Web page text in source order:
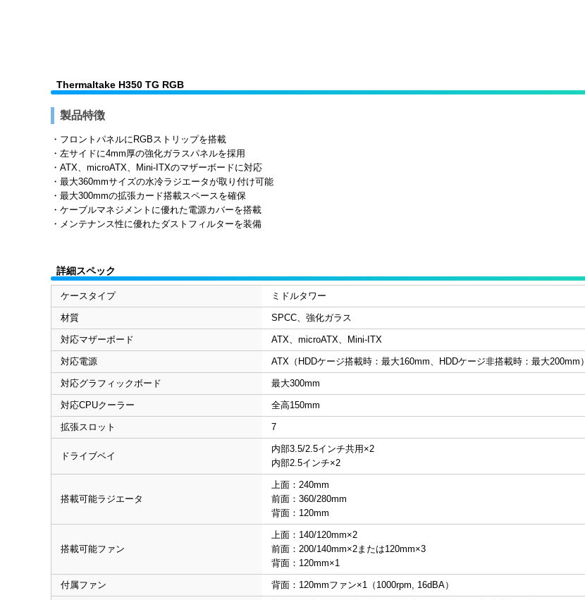
Thermaltake H350 TG RGB
製品特徴
・フロントパネルにRGBストリップを搭載
・左サイドに4mm厚の強化ガラスパネルを採用
・ATX、microATX、Mini-ITXのマザーボードに対応
・最大360mmサイズの水冷ラジエータが取り付け可能
・最大300mmの拡張カード搭載スペースを確保
・ケーブルマネジメントに優れた電源カバーを搭載
・メンテナンス性に優れたダストフィルターを装備
詳細スペック
ケースタイプ ミドルタワー
材質 SPCC、強化ガラス
対応マザーボード ATX、microATX、Mini-ITX
対応電源 ATX（HDDケージ搭載時：最大160mm、HDDケージ非搭載時：最大200mm）
対応グラフィックボード 最大300mm
対応CPUクーラー 全高150mm
拡張スロット 7
ドライブベイ
内部3.5/2.5インチ共用×2
内部2.5インチ×2
搭載可能ラジエータ
上面：240mm
前面：360/280mm
背面：120mm
搭載可能ファン
上面：140/120mm×2
前面：200/140mm×2または120mm×3
背面：120mm×1
付属ファン 背面：120mmファン×1（1000rpm, 16dBA）